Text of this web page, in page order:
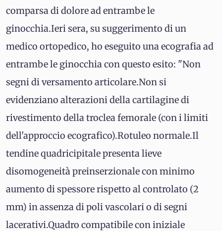
comparsa di dolore ad entrambe le
ginocchia.Ieri sera, su suggerimento di un
medico ortopedico, ho eseguito una ecografia ad
entrambe le ginocchia con questo esito: "Non
segni di versamento articolare.Non si
evidenziano alterazioni della cartilagine di
rivestimento della troclea femorale (con i limiti
dell'approccio ecografico).Rotuleo normale.Il
tendine quadricipitale presenta lieve
disomogeneità preinserzionale con minimo
aumento di spessore rispetto al controlato (2
mm) in assenza di poli vascolari o di segni
lacerativi.Quadro compatibile con iniziale